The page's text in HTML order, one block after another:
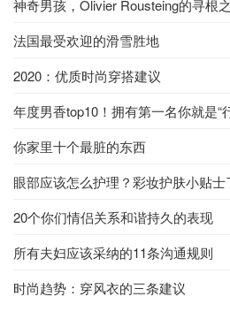
神奇男孩，Olivier Rousteing的寻根
法国最受欢迎的滑雪胜地
2020：优质时尚穿搭建议
年度男香top10！拥有第一名你就是“
你家里十个最脏的东西
眼部应该怎么护理？彩妆护肤小贴士
20个你们情侣关系和谐持久的表现
所有夫妇应该采纳的11条沟通规则
时尚趋势：穿风衣的三条建议